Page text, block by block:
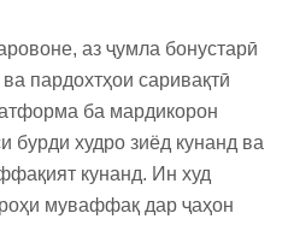
аз ҷумла бонустарӣ
пардохтҳои саривақтӣ
ба мардикорон
бурди худро зиёд кунанд ва
кунанд. Ин худ
муваффақ дар ҷаҳон